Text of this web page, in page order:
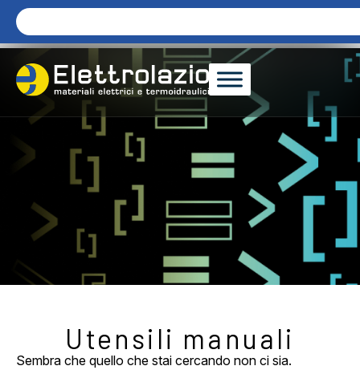
Utensili manuali
Sembra che quello che stai cercando non ci sia.